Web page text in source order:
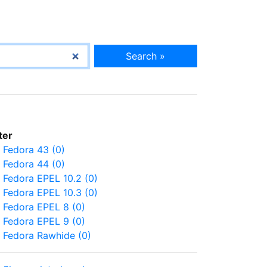
Search »
Fedora 43 (0)
Fedora 44 (0)
Fedora EPEL 10.2 (0)
Fedora EPEL 10.3 (0)
Fedora EPEL 8 (0)
Fedora EPEL 9 (0)
Fedora Rawhide (0)